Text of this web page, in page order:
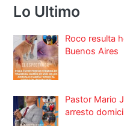
Lo Ultimo
Roco resulta
Buenos Aires
Pastor Mario
arresto